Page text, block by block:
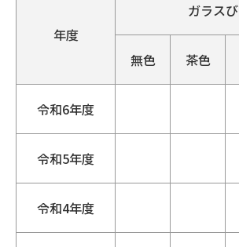
年度
ガラス
無色
茶色
令和6年度
令和5年度
令和4年度